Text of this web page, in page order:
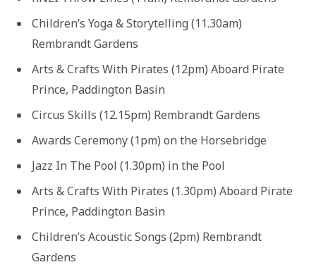
Children’s Yoga & Storytelling (11.30am)
Rembrandt Gardens
Arts & Crafts With Pirates (12pm) Aboard Pirate
Prince, Paddington Basin
Circus Skills (12.15pm) Rembrandt Gardens
Awards Ceremony (1pm) on the Horsebridge
Jazz In The Pool (1.30pm) in the Pool
Arts & Crafts With Pirates (1.30pm) Aboard Pirate
Prince, Paddington Basin
Children’s Acoustic Songs (2pm) Rembrandt
Gardens